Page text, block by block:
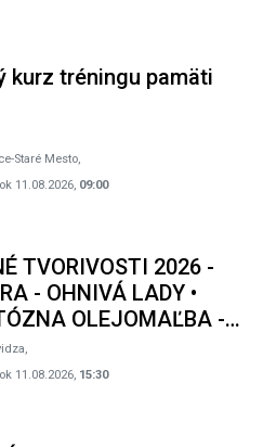
kurz tréningu pamäti
Staré Mesto,
11.08.2026, 09:00
TVORIVOSTI 2026 -
- OHNIVÁ LADY •
OLEJOMAĽBA -
výtvarný kurz
11.08.2026, 15:30